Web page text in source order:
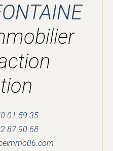
01 59 35
87 90 68